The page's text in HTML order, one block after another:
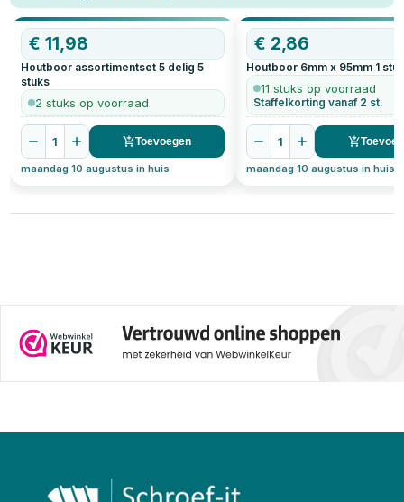
€11,98
Houtboor assortimentset 5 delig 5
stuks
2 stuks op voorraad
1 Toevoegen
maandag 10 augustus in huis
€ 2,86
Houtboor 6mm x 95mm 1
11 stuks op voorraad
Staffelkorting vanaf 2 st.
1
maandag 10 augustus in huis